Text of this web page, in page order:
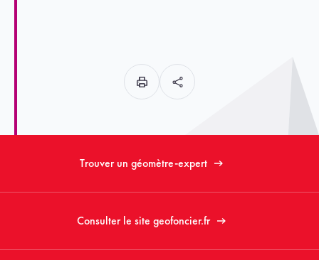
Trouver un géomètre-expert
Consulter le site geofoncier.fr